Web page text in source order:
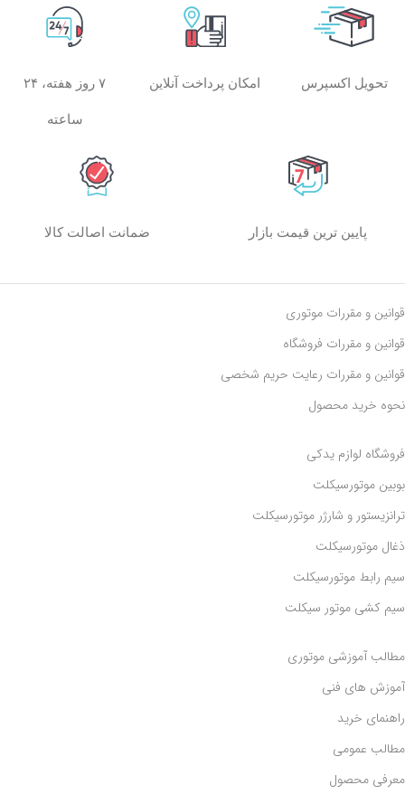
تحویل اکسپرس امکان پرداخت آنلاین ۷ روز هفته، ۲۴
ساعته
پایین ترین قیمت بازار ضمانت اصالت کالا
قوانین و مقررات موتوری
قوانین و مقررات فروشگاه
قوانین و مقررات رعايت حريم شخصی
نحوه خرید محصول
فروشگاه لوازم یدکی
بوبین موتورسیکلت
ترانزیستور و شارژر موتورسیکلت
ذغال موتورسیکلت
سیم رابط موتورسیکلت
سیم کشی موتور سیکلت
مطالب آموزشی موتوری
آموزش های فنی
راهنمای خرید
مطالب عمومی
معرفی محصول